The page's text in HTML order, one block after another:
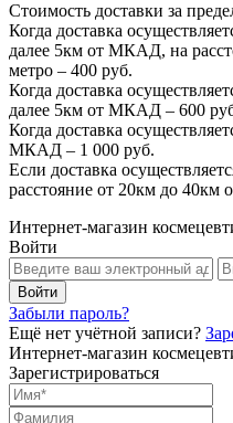
Стоимость доставки за
Когда доставка
далее 5км от МКАД, на
метро – 400 руб.
Когда доставка
далее 5км от МКАД – 600
Когда доставка
МКАД – 1 000 руб.
Если доставка
расстояние от 20км до
Интернет-магазин
Войти
Забыли пароль?
Ещё нет учётной записи?
Интернет-магазин
Зарегистрироваться